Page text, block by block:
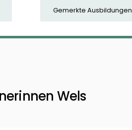
Gemerkte Ausbildungen
Wels